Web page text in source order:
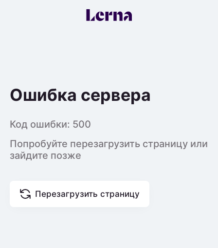
Ошибка сервера
Код ошибки: 500
Попробуйте перезагрузить страницу или
зайдите позже
Перезагрузить страницу